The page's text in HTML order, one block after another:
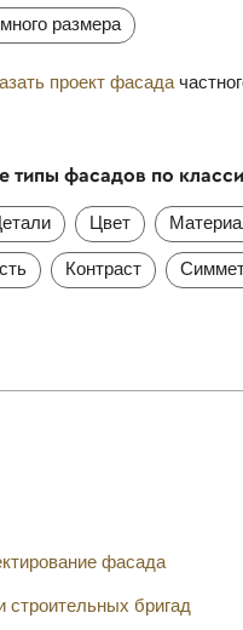
размера
проект фасада
типы фасадов по
Цвет
Контраст
фасада
строительных бригад